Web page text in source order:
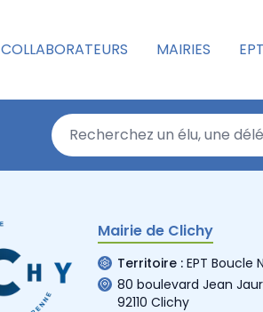
COLLABORATEURS MAIRIES EPT
Mairie de Clichy
Territoire : EPT Boucle
80 boulevard Jean
92110 Clichy